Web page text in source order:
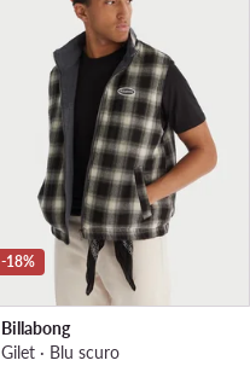
-18%
Billabong
Gilet · Blu scuro